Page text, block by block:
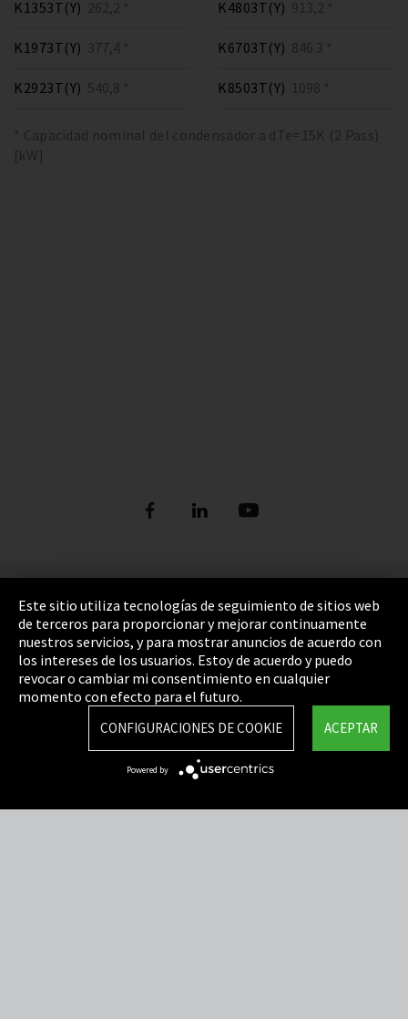
K1353T(Y) 262,2 *
K1973T(Y) 377,4 *
K2923T(Y) 540,8 *
K4803T(Y) 913,2 *
K6703T(Y) 846.3 *
K8503T(Y) 1098 *
* Capacidad nominal del condensador a dTe=15K (2 Pass)
[kW]
Pie de imprenta
Política de privacidad
Cookie Settings
Términos y Condiciones
Mapa del sitio
Integrity Line
Este sitio utiliza tecnologías de seguimiento de sitios web
de terceros para proporcionar y mejorar continuamente
nuestros servicios, y para mostrar anuncios de acuerdo con
los intereses de los usuarios. Estoy de acuerdo y puedo
revocar o cambiar mi consentimiento en cualquier
momento con efecto para el futuro.
ACEPTAR
CONFIGURACIONES DE COOKIE
Powered by